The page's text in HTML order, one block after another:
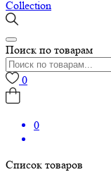
Поиск по товарам
0
0
Список товаров